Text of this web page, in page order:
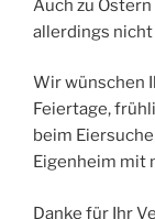
Auch zu
allerdings nicht
Wir wünschen
Feiertage,
beim
Eigenheim mit
Danke für Ihr